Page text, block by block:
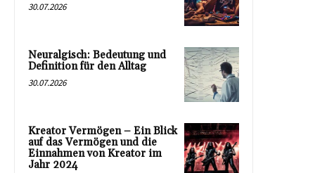
30.07.2026
Neuralgisch: Bedeutung und
Definition für den Alltag
30.07.2026
Kreator Vermögen – Ein Blick
auf das Vermögen und die
Einnahmen von Kreator im
Jahr 2024